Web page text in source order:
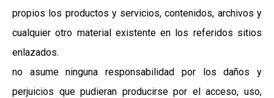
propios los productos y servicios, contenidos, archivos y
cualquier otro material existente en los referidos sitios
enlazados.
no asume ninguna responsabilidad por los daños y
perjuicios que pudieran producirse por el acceso, uso,